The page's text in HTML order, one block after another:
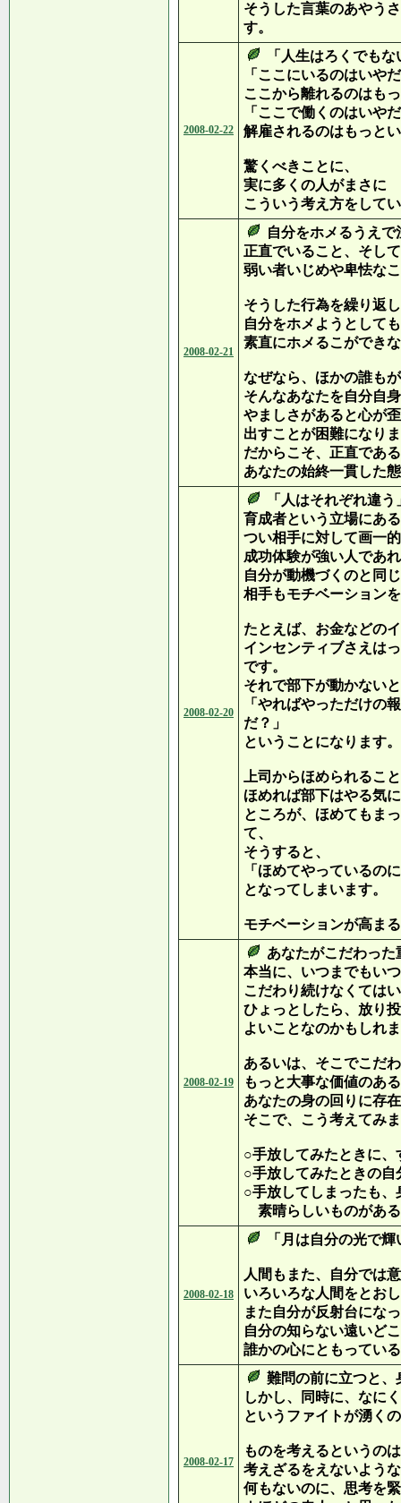
そうした言葉のあやう
す。
2008-02-22
「人生はろくでも
「ここにいるのはいや
ここから離れるのはも
「ここで働くのはいや
解雇されるのはもっと
驚くべきことに、
実に多くの人がまさに
こういう考え方をして
2008-02-21
自分をホメるうえ
正直でいること、そし
弱い者いじめや卑怯な
そうした行為を繰り返
自分をホメようとして
素直にホメるこができ
なぜなら、ほかの誰も
そんなあなたを自分自
やましさがあると心が
出すことが困難になり
だからこそ、正直であ
あなたの始終一貫した
2008-02-20
「人はそれぞれ違
育成者という立場にあ
つい相手に対して画一
成功体験が強い人であ
自分が動機づくのと同
相手もモチベーション
たとえば、お金などの
インセンティブさえは
です。
それで部下が動かない
「やればやっただけの
だ？」
ということになります。
上司からほめられるこ
ほめれば部下はやる気
ところが、ほめてもま
て、
そうすると、
「ほめてやっているの
となってしまいます。
モチベーションが高ま
2008-02-19
あなたがこだわった
本当に、いつまでもい
こだわり続けなくては
ひょっとしたら、放り
よいことなのかもしれ
あるいは、そこでこだ
もっと大事な価値のあ
あなたの身の回りに存
そこで、こう考えてみ
○手放してみたときに
○手放してみたときの
○手放してしまったも、
素晴らしいものがあ
2008-02-18
「月は自分の光で
人間もまた、自分では
いろいろな人間をとお
また自分が反射台にな
自分の知らない遠いど
誰かの心にともってい
2008-02-17
難問の前に立つと、
しかし、同時に、なに
というファイトが湧く
ものを考えるというの
考えざるをえないよう
何もないのに、思考を